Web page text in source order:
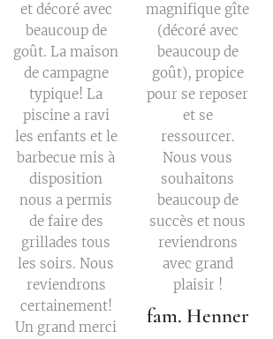
et décoré avec
beaucoup de
goût. La maison
de campagne
typique! La
piscine a ravi
les enfants et le
barbecue mis à
disposition
nous a permis
de faire des
grillades tous
les soirs. Nous
reviendrons
certainement!
Un grand merci
magnifique gîte
(décoré avec
beaucoup de
goût), propice
pour se reposer
et se
ressourcer.
Nous vous
souhaitons
beaucoup de
succès et nous
reviendrons
avec grand
plaisir !
fam. Henner